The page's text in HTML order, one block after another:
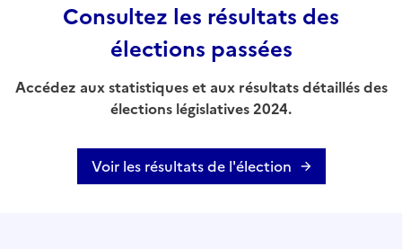
Consultez les résultats des
élections passées
Accédez aux statistiques et aux résultats détaillés des
élections législatives 2024.
Voir les résultats de l'élection